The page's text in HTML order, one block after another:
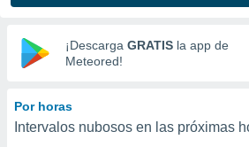
las
y
digital
basada
¡Descarga GRATIS la app de
Meteored!
Por horas
Intervalos nubosos en las próximas